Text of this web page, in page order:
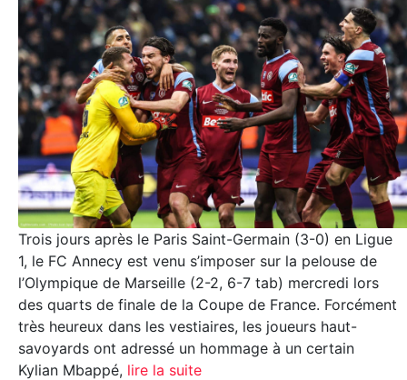
Trois jours après le Paris Saint-Germain (3-0) en Ligue
1, le FC Annecy est venu s’imposer sur la pelouse de
l’Olympique de Marseille (2-2, 6-7 tab) mercredi lors
des quarts de finale de la Coupe de France. Forcément
très heureux dans les vestiaires, les joueurs haut-
savoyards ont adressé un hommage à un certain
Kylian Mbappé, lire la suite